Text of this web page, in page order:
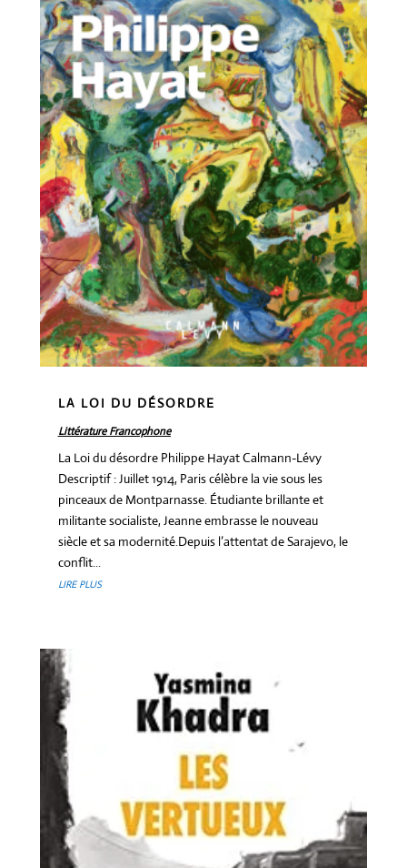
LA LOI DU DÉSORDRE
Littérature Francophone
La Loi du désordre Philippe Hayat Calmann-Lévy
Descriptif : Juillet 1914, Paris célèbre la vie sous les
pinceaux de Montparnasse. Étudiante brillante et
militante socialiste, Jeanne embrasse le nouveau
siècle et sa modernité.Depuis l’attentat de Sarajevo, le
conflit...
LIRE PLUS